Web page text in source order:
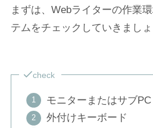
まずは、Webライターの作業
テムをチェックしていきましょ
check
モニターまたはサブPC
外付けキーボード